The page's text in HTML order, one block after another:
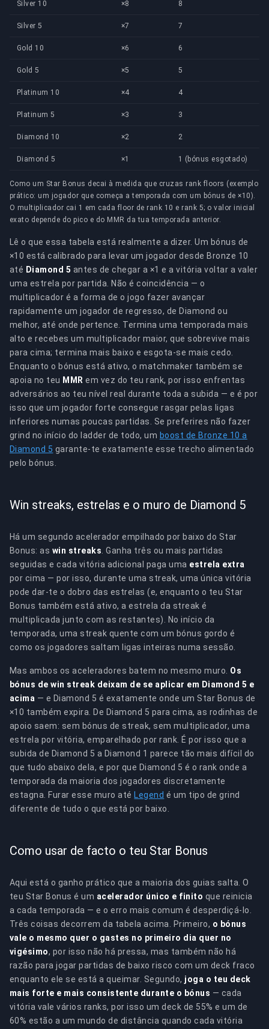
Como um Star Bonus decai à medida que cruzas rank floors (exemplo
prático: um jogador que começa a temporada com um bónus de ×10).
O multiplicador cai 1 em cada floor de rank 10 e rank 5; o valor inicial
exato depende do pico e do MMR da tua temporada anterior.
Silver 10 ×8 8
Silver 5 ×7 7
Gold 10 ×6 6
Gold 5 ×5 5
Platinum 10 ×4 4
Platinum 5 ×3 3
Diamond 10 ×2 2
Diamond 5 ×1 1 (bónus esgotado)
Lê o que essa tabela está realmente a dizer. Um bónus de
×10 está calibrado para levar um jogador desde Bronze 10
até Diamond 5 antes de chegar a ×1 e a vitória voltar a valer
uma estrela por partida. Não é coincidência — o
multiplicador é a forma de o jogo fazer avançar
rapidamente um jogador de regresso, de Diamond ou
melhor, até onde pertence. Termina uma temporada mais
alto e recebes um multiplicador maior, que sobrevive mais
para cima; termina mais baixo e esgota-se mais cedo.
Enquanto o bónus está ativo, o matchmaker também se
apoia no teu MMR em vez do teu rank, por isso enfrentas
adversários ao teu nível real durante toda a subida — e é por
isso que um jogador forte consegue rasgar pelas ligas
inferiores numas poucas partidas. Se preferires não fazer
grind no início do ladder de todo, um boost de Bronze 10 a
Diamond 5 garante-te exatamente esse trecho alimentado
pelo bónus.
Win streaks, estrelas e o muro de Diamond 5
Há um segundo acelerador empilhado por baixo do Star
Bonus: as win streaks . Ganha três ou mais partidas
seguidas e cada vitória adicional paga uma estrela extra
por cima — por isso, durante uma streak, uma única vitória
pode dar-te o dobro das estrelas (e, enquanto o teu Star
Bonus também está ativo, a estrela da streak é
multiplicada junto com as restantes). No início da
temporada, uma streak quente com um bónus gordo é
como os jogadores saltam ligas inteiras numa sessão.
Mas ambos os aceleradores batem no mesmo muro. Os
bónus de win streak deixam de se aplicar em Diamond 5 e
acima — e Diamond 5 é exatamente onde um Star Bonus de
×10 também expira. De Diamond 5 para cima, as rodinhas de
apoio saem: sem bónus de streak, sem multiplicador, uma
estrela por vitória, emparelhado por rank. É por isso que a
subida de Diamond 5 a Diamond 1 parece tão mais difícil do
que tudo abaixo dela, e por que Diamond 5 é o rank onde a
temporada da maioria dos jogadores discretamente
estagna. Furar esse muro até Legend é um tipo de grind
diferente de tudo o que está por baixo.
Como usar de facto o teu Star Bonus
Aqui está o ganho prático que a maioria dos guias salta. O
teu Star Bonus é um acelerador único e finito que reinicia
a cada temporada — e o erro mais comum é desperdiçá-lo.
Três coisas decorrem da tabela acima. Primeiro, o bónus
vale o mesmo quer o gastes no primeiro dia quer no
vigésimo, por isso não há pressa, mas também não há
razão para jogar partidas de baixo risco com um deck fraco
enquanto ele se está a queimar. Segundo, joga o teu deck
mais forte e mais consistente durante o bónus — cada
vitória vale vários ranks, por isso um deck de 55% e um de
60% estão a um mundo de distância quando cada vitória